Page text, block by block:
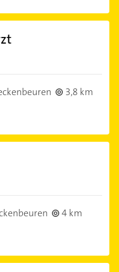
3,8 km
4 km